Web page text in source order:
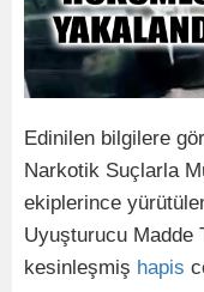
Edinilen bilgilere
Narkotik Suçlarla
ekiplerince
Uyuşturucu Madde
kesinleşmiş hapis